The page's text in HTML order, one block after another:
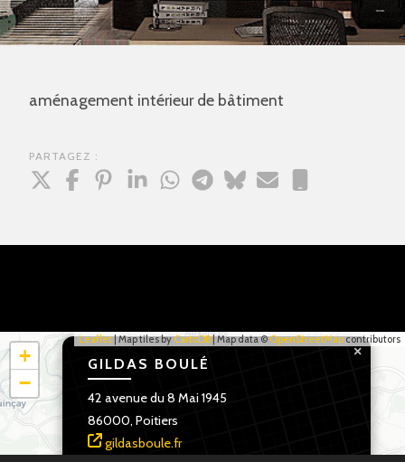
aménagement intérieur de bâtiment
PARTAGEZ :
GILDAS BOULÉ
42 avenue du 8 Mai 1945
86000, Poitiers
gildasboule.fr
×
+
−
Leaflet| Map tiles byCartoDB| Map data ©OpenStreetMapcontributors